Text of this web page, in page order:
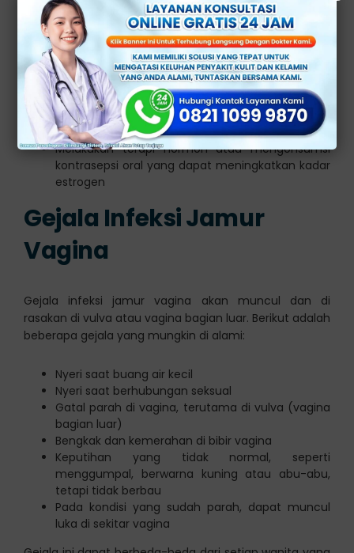
Faktor yang dapat menyebabkan pertumbuhan jamur
secara berlebih adalah:
Penggunaan antibiotik, yang membuat
keseimbangan flora alami di vagina terganggu
Kehamilan, menstruasi, dan juga menopause
Diabetes tidak terkendali
Memiliki sistem kekebalan tubuh yang lemah
Melakukan terapi hormon atau mengonsumsi
kontrasepsi oral yang dapat meningkatkan kadar
estrogen
Gejala Infeksi Jamur
Vagina
Gejala infeksi jamur vagina akan muncul dan di
rasakan di vulva atau vagina bagian luar. Berikut adalah
beberapa gejala yang mungkin di alami:
Nyeri saat buang air kecil
Nyeri saat berhubungan seksual
Gatal parah di vagina, terutama di vulva (vagina
bagian luar)
Bengkak dan kemerahan di bibir vagina
Keputihan yang tidak normal, seperti
menggumpal, berwarna kuning atau abu-abu,
tetapi tidak berbau
Pada kondisi yang sudah parah, dapat muncul
luka di sekitar vagina